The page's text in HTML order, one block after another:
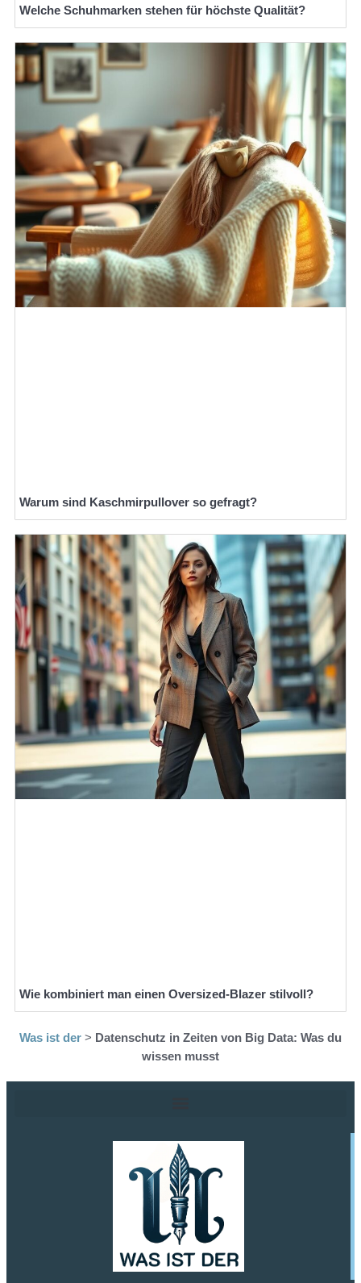
Welche Schuhmarken stehen für höchste Qualität?
Warum sind Kaschmirpullover so gefragt?
Wie kombiniert man einen Oversized-Blazer stilvoll?
Was ist der > Datenschutz in Zeiten von Big Data: Was du
wissen musst